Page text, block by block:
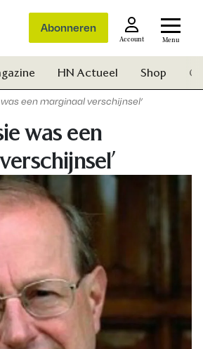
Abonneren
Account Menu
Zoek
HN Actueel Shop
was een marginaal verschijnsel’
was een